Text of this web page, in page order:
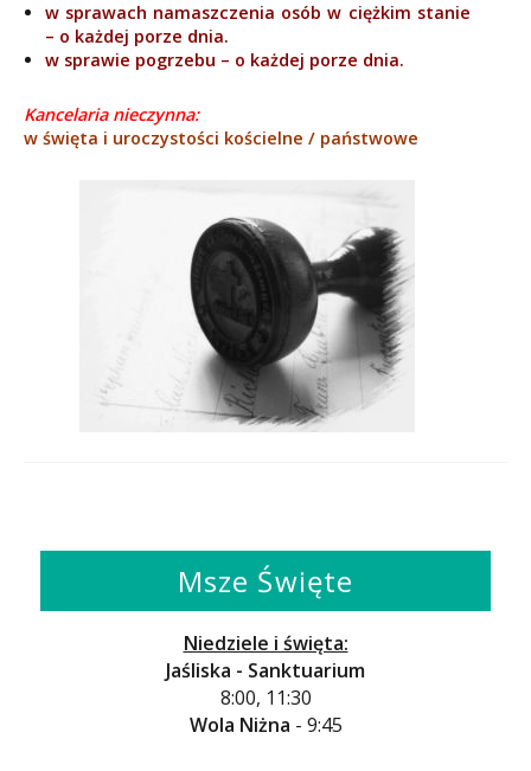
w sprawach namaszczenia osób w ciężkim stanie
– o każdej porze dnia.
w sprawie pogrzebu – o każdej porze dnia.
Kancelaria nieczynna:
w święta i uroczystości kościelne / państwowe
Msze Święte
Niedziele i święta:
Jaśliska - Sanktuarium
8:00, 11:30
Wola Niżna - 9:45